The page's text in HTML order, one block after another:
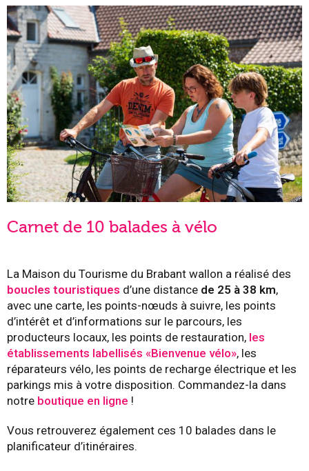
Carnet de 10 balades à vélo
La Maison du Tourisme du Brabant wallon a réalisé des
boucles touristiques d’une distance de 25 à 38 km,
avec une carte, les points-nœuds à suivre, les points
d’intérêt et d’informations sur le parcours, les
producteurs locaux, les points de restauration, les
établissements labellisés «Bienvenue vélo», les
réparateurs vélo, les points de recharge électrique et les
parkings mis à votre disposition. Commandez-la dans
notre boutique en ligne !
Vous retrouverez également ces 10 balades dans le
planificateur d’itinéraires.